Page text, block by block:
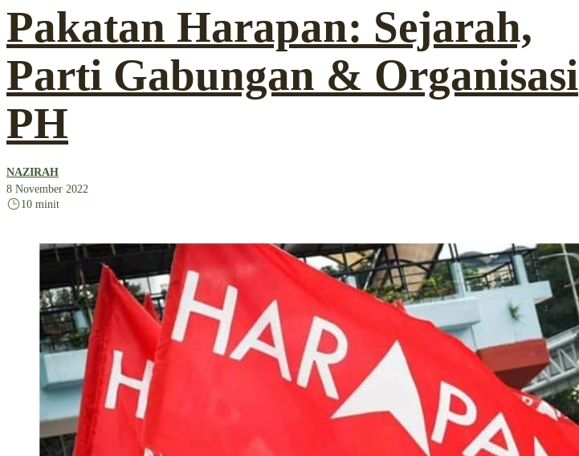
Pakatan Harapan: Sejarah,
Parti Gabungan & Organisasi
PH
NAZIRAH
8 November 2022
10 minit